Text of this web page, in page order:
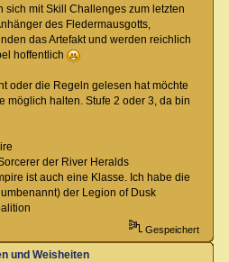
sich mit Skill Challenges zum letzten
des Fledermausgotts,
das Artefakt und werden reichlich
hoffentlich
oder die Regeln gelesen hat möchte
möglich halten. Stufe 2 oder 3, da bin
der River Heralds
ist auch eine Klasse. Ich habe die
der Legion of Dusk
Gespeichert
und Weisheiten